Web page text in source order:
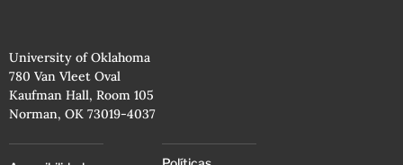
University of Oklahoma
780 Van Vleet Oval
Kaufman Hall, Room 105
Norman, OK 73019-4037